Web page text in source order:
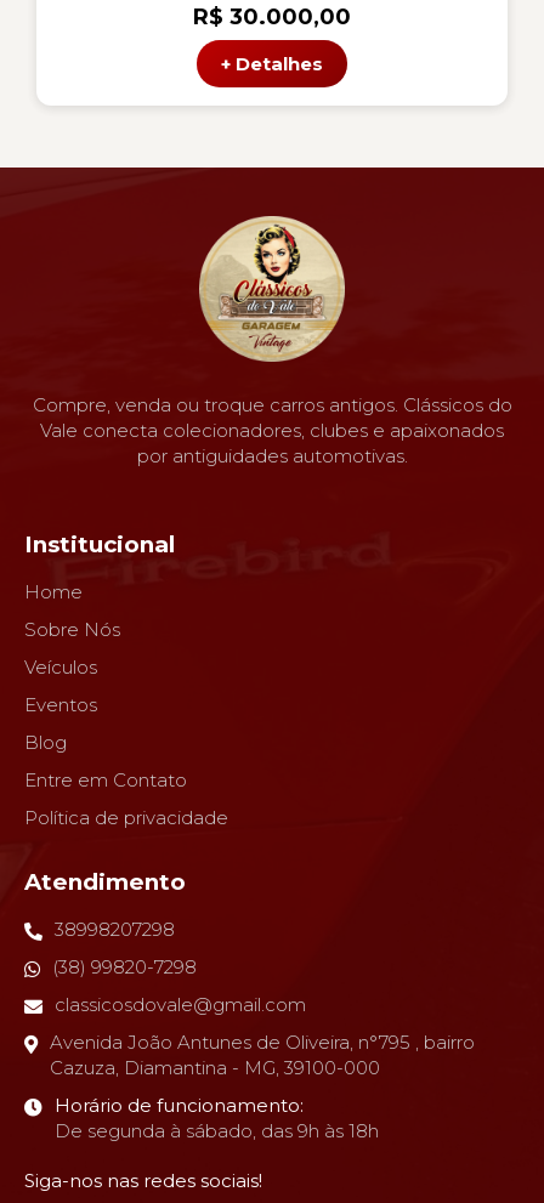
R$ 30.000,00
+ Detalhes
Compre, venda ou troque carros antigos. Clássicos do
Vale conecta colecionadores, clubes e apaixonados
por antiguidades automotivas.
Institucional
Home
Sobre Nós
Veículos
Eventos
Blog
Entre em Contato
Política de privacidade
Atendimento
38998207298
(38) 99820-7298
classicosdovale@gmail.com
Avenida João Antunes de Oliveira, n°795 , bairro
Cazuza, Diamantina - MG, 39100-000
Horário de funcionamento:
De segunda à sábado, das 9h às 18h
Siga-nos nas redes sociais!